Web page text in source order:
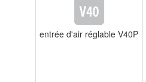
entrée d'air réglable V40P